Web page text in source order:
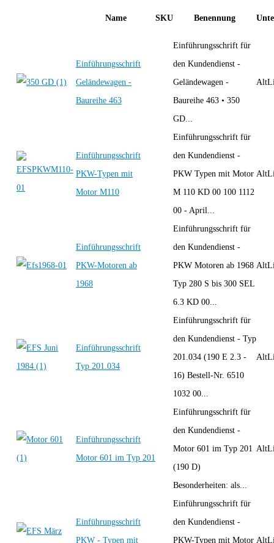
Name SKU Benennung
Einführungsschrift
Geländewagen -
Baureihe 463
Einführungsschrift für
den Kundendienst -
Geländewagen -
Baureihe 463 • 350
GD...
Einführungsschrift
PKW-Typen mit
Motor M110
Einführungsschrift für
den Kundendienst -
PKW Typen mit Motor
M 110 KD 00 100 1112
00 - April...
Einführungsschrift
PKW-Motoren ab
1968
Einführungsschrift für
den Kundendienst -
PKW Motoren ab 1968
Typ 280 S bis 300 SEL
6.3 KD 00...
Einführungsschrift
Typ 201.034
Einführungsschrift für
den Kundendienst - Typ
201.034 (190 E 2.3 -
16) Bestell-Nr. 6510
1032 00...
Einführungsschrift
Motor 601 im Typ 201
Einführungsschrift für
den Kundendienst -
Motor 601 im Typ 201
(190 D)
Besonderheiten: als...
Einführungsschrift
PKW - Typen mit
Einführungsschrift für
den Kundendienst -
PKW-Typen mit Motor